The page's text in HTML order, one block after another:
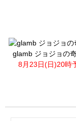
glamb ジョジョの
8月23日(日)20時